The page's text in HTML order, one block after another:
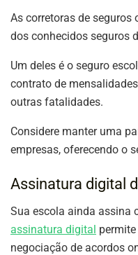
As corretoras de seguros
dos conhecidos seguros
Um deles é o seguro
contrato de
outras fatalidades.
Considere manter uma
empresas, oferecendo o
Assinatura digital
Sua escola ainda assina
assinatura digital
negociação de acordos